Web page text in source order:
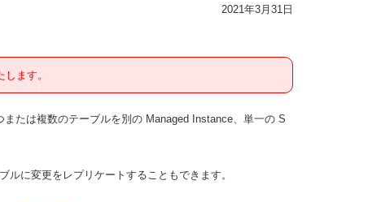
2021年3月31日
ます。
たは複数のテーブルを別の Managed Instance、単一の S
に変更をレプリケートすることもできます。